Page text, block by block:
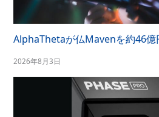
AlphaThetaが仏Mavenを約46億
2026年8月3日